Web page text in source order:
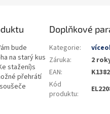
bude
na starý kus
stažení)s
přehrátí
Doplňkové
Kategorie:
Záruka:
2
EAN:
Kód
produktu: